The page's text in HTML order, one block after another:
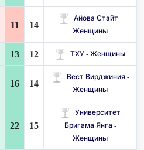
11 14
Айова Стэйт -
Женщины
13 12 ТХУ - Женщины
16 14
Вест Вирджиния -
Женщины
22 15
Университет
Бригама Янга -
Женщины